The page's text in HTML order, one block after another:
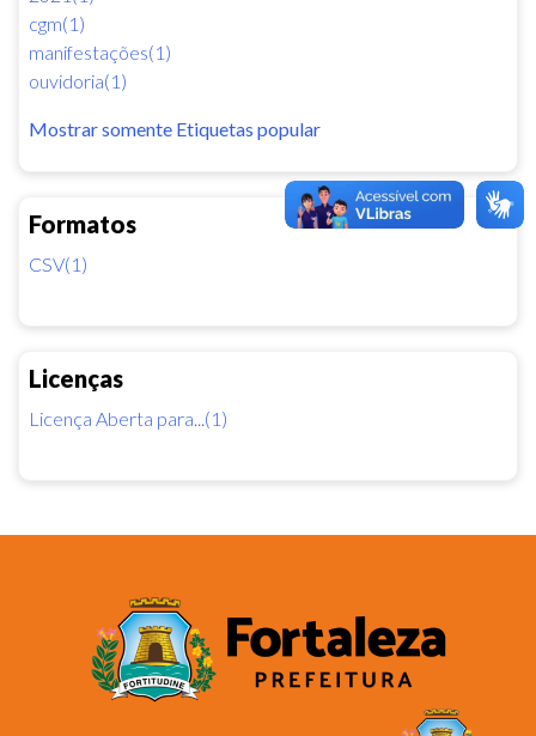
cgm(1)
manifestações(1)
ouvidoria(1)
Mostrar somente Etiquetas popular
Formatos
CSV(1)
Licenças
Licença Aberta para...(1)